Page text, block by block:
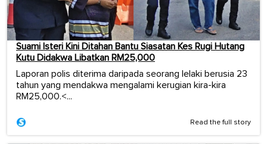
Suami Isteri Kini Ditahan Bantu Siasatan Kes Rugi Hutang
Kutu Didakwa Libatkan RM25,000
Laporan polis diterima daripada seorang lelaki berusia 23
tahun yang mendakwa mengalami kerugian kira-kira
RM25,000.<...
Read the full story